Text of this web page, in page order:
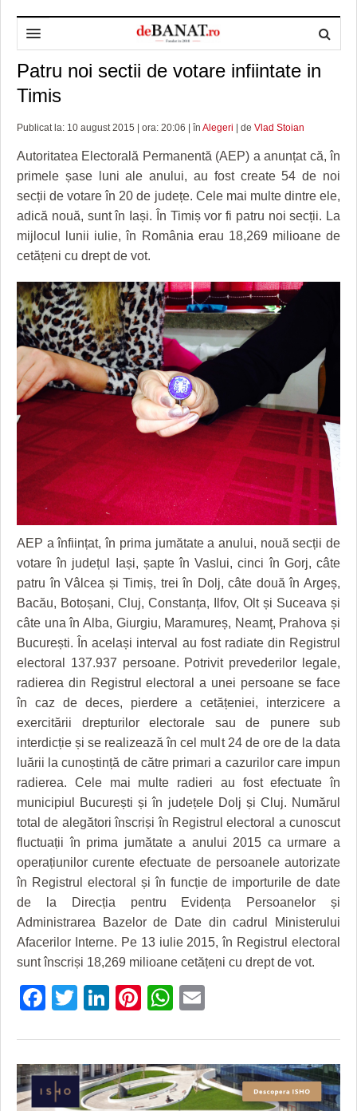
HOME
DESPRE NOI
REDACȚIA DEBANAT
POLITICA DE COOKIES
POLITICA DE CONFIDENȚIALITATE
ADMINISTRAȚIE
PRIMĂRIA TIMIŞOARA
CONSILIUL JUDEŢEAN TIMIŞ
PREFECTURA TIMIŞ
POLITICĂ
POLITICA
SPORT
POLI TIMISOARA
FOTBAL JUDETEAN
ALTE SPORTURI
OPINII
DOSARELE DEBANAT
ETICA LUCIDITĂȚII ASISTATE
JURNAL DE CAMPANIE
ZÂMBETE AMARE
GRĂDINA TAICII DOMNULUI
ZIARISTU’ DE TERASĂ
CU OIŞTEA-N KIERKEGAARD
FINANŢĂRI DE LA A LA Z
PE SURSE
TIMP LIBER ȘI CULTURĂ
TIMP LIBER
ULTRAMARIN VA RECOMANDA
CULTURA
CRONICĂ DE FILM
UNDE MERGEM
FILME DOCUMENTARE
CLIPURI VIDEO
JOCURI ONLINE
ECONOMIC
AFACERI
SĂNĂTATE
MAI MULTE
ACCIDENTE
ANUNŢURI
INFO SI UTILE
CULTURA
INVATAMANT
JUSTITIE
FILME DOCUMENTARE
CLIPURI VIDEO
JOCURI ONLINE
DIVERSE
FARMACII DIN TIMIŞOARA
HARTA TIMIŞOAREI
LICEE, ŞCOLI ŞI GRĂDINIŢE DIN TIMIŞ
PRIMĂRIILE DIN TIMIŞ
SFATUL MEDICULUI
SFATURI JURIDICE
Patru noi sectii de votare infiintate in
Timis
Publicat la: 10 august 2015 | ora: 20:06 | în Alegeri | de Vlad Stoian
Autoritatea Electorală Permanentă (AEP) a anunțat că, în
primele șase luni ale anului, au fost create 54 de noi
secții de votare în 20 de județe. Cele mai multe dintre ele,
adică nouă, sunt în Iași. În Timiș vor fi patru noi secții. La
mijlocul lunii iulie, în România erau 18,269 milioane de
cetățeni cu drept de vot.
AEP a înființat, în prima jumătate a anului, nouă secții de
votare în județul Iași, șapte în Vaslui, cinci în Gorj, câte
patru în Vâlcea și Timiș, trei în Dolj, câte două în Argeș,
Bacău, Botoșani, Cluj, Constanța, Ilfov, Olt și Suceava și
câte una în Alba, Giurgiu, Maramureș, Neamț, Prahova și
București. În același interval au fost radiate din Registrul
electoral 137.937 persoane. Potrivit prevederilor legale,
radierea din Registrul electoral a unei persoane se face
în caz de deces, pierdere a cetățeniei, interzicere a
exercitării drepturilor electorale sau de punere sub
interdicție și se realizează în cel mult 24 de ore de la data
luării la cunoștință de către primari a cazurilor care impun
radierea. Cele mai multe radieri au fost efectuate în
municipiul București și în județele Dolj și Cluj. Numărul
total de alegători înscriși în Registrul electoral a cunoscut
fluctuații în prima jumătate a anului 2015 ca urmare a
operațiunilor curente efectuate de persoanele autorizate
în Registrul electoral și în funcție de importurile de date
de la Direcția pentru Evidența Persoanelor și
Administrarea Bazelor de Date din cadrul Ministerului
Afacerilor Interne. Pe 13 iulie 2015, în Registrul electoral
sunt înscriși 18,269 milioane cetățeni cu drept de vot.
Facebook
Twitter
LinkedIn
Pinterest
WhatsApp